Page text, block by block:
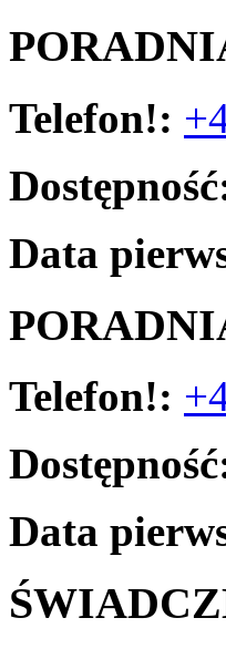
Telefon!:
Data
Telefon!:
Data